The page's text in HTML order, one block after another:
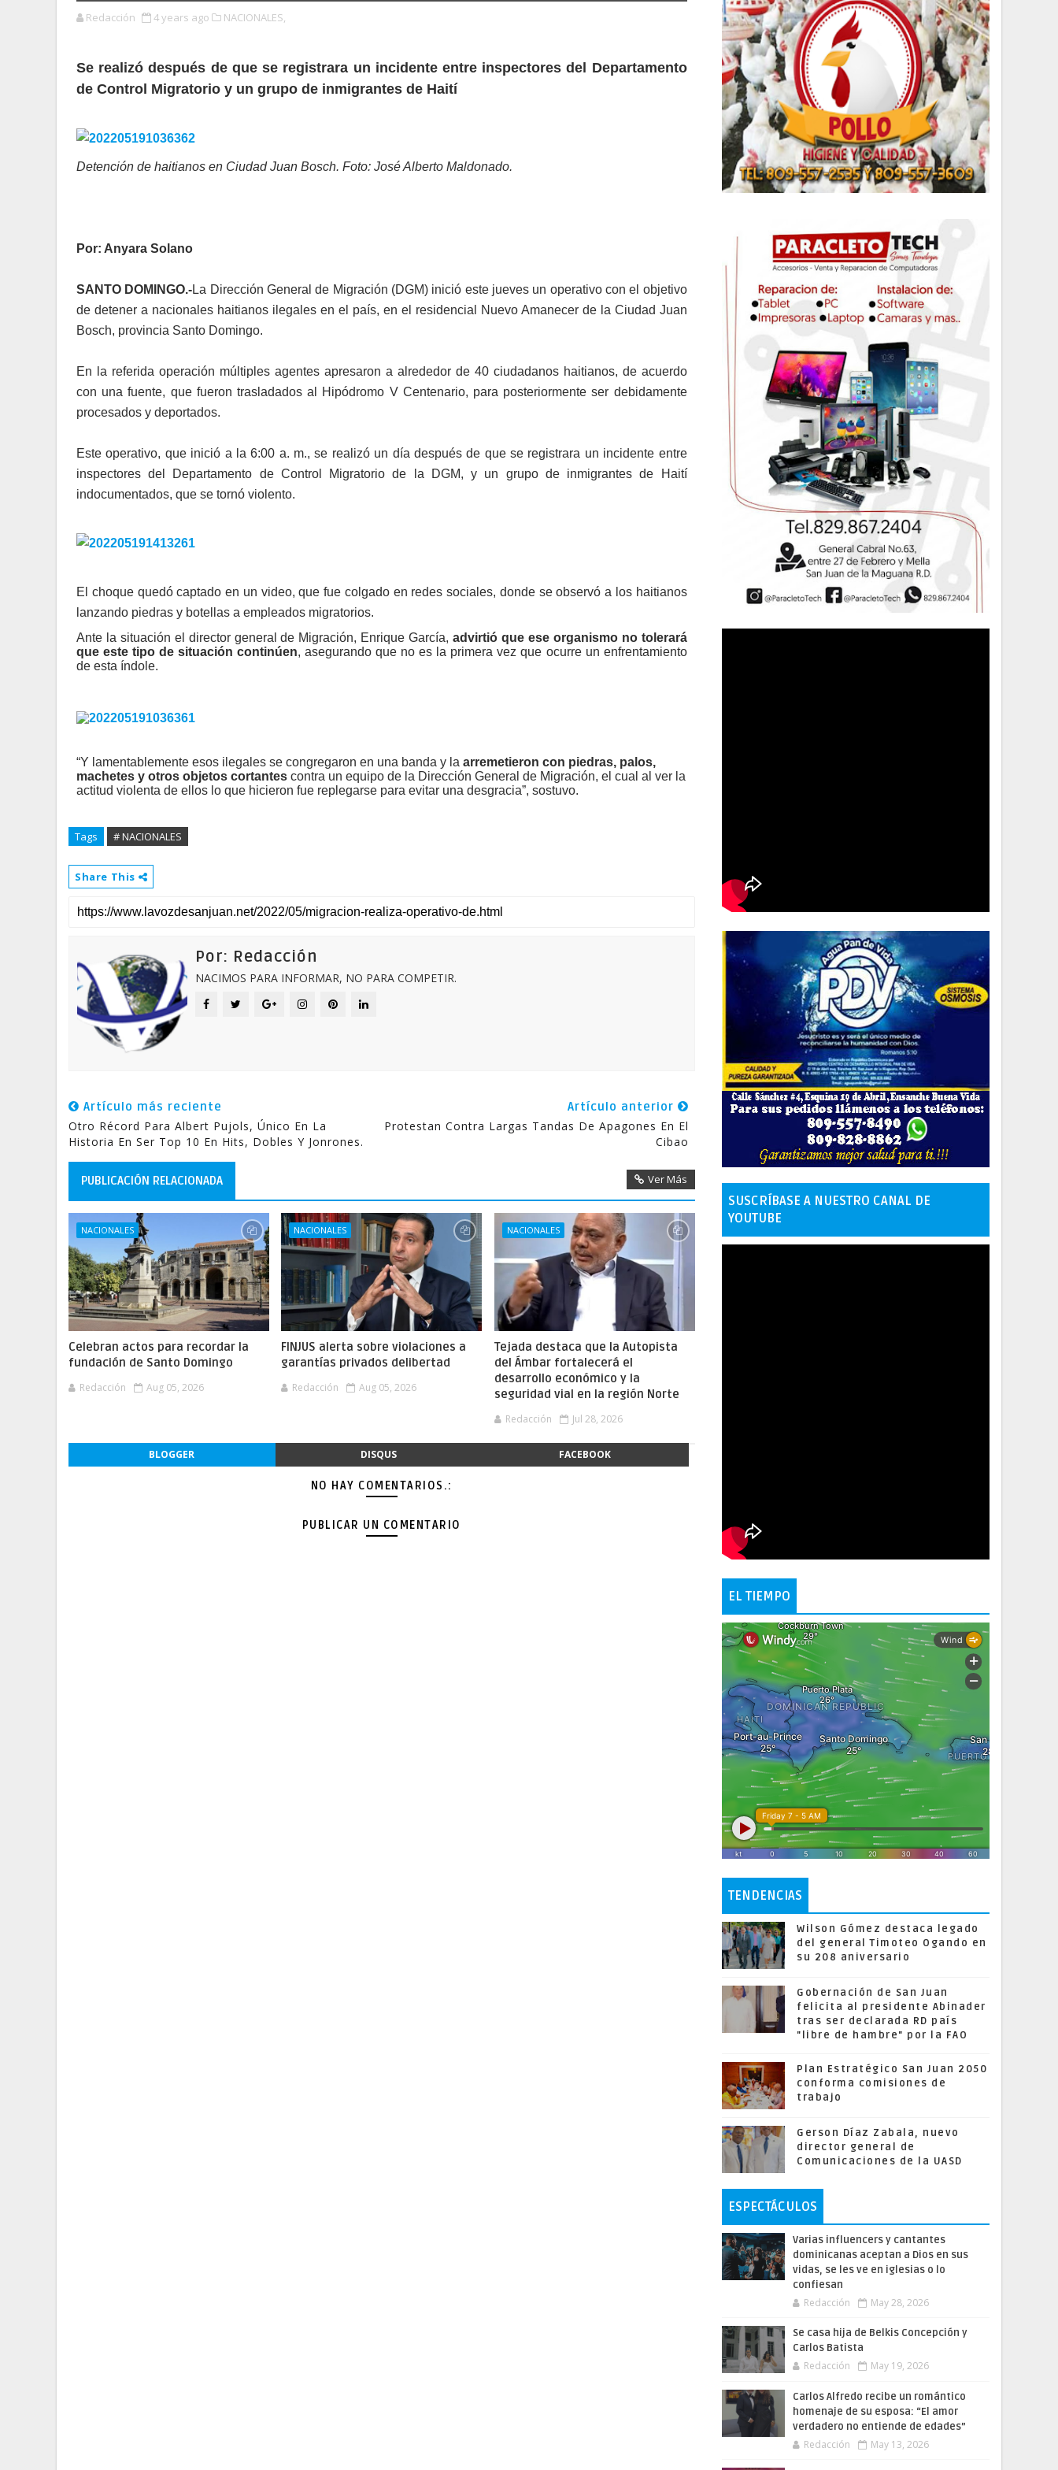
Redacción 4 years ago NACIONALES,
Se realizó después de que se registrara un incidente entre inspectores del Departamento
de Control Migratorio y un grupo de inmigrantes de Haití
Detención de haitianos en Ciudad Juan Bosch. Foto: José Alberto Maldonado.
Por: Anyara Solano
SANTO DOMINGO.-La Dirección General de Migración (DGM) inició este jueves un operativo con el objetivo
de detener a nacionales haitianos ilegales en el país, en el residencial Nuevo Amanecer de la Ciudad Juan
Bosch, provincia Santo Domingo.
En la referida operación múltiples agentes apresaron a alrededor de 40 ciudadanos haitianos, de acuerdo
con una fuente, que fueron trasladados al Hipódromo V Centenario, para posteriormente ser debidamente
procesados y deportados.
Este operativo, que inició a la 6:00 a. m., se realizó un día después de que se registrara un incidente entre
inspectores del Departamento de Control Migratorio de la DGM, y un grupo de inmigrantes de Haití
indocumentados, que se tornó violento.
El choque quedó captado en un video, que fue colgado en redes sociales, donde se observó a los haitianos
lanzando piedras y botellas a empleados migratorios.
Ante la situación el director general de Migración, Enrique García,advirtió que ese organismo no tolerará
que este tipo de situación continúen, asegurando que no es la primera vez que ocurre un enfrentamiento
de esta índole.
“Y lamentablemente esos ilegales se congregaron en una banda y la arremetieron con piedras, palos,
machetes y otros objetos cortantes contra un equipo de la Dirección General de Migración, el cual al ver la
actitud violenta de ellos lo que hicieron fue replegarse para evitar una desgracia”, sostuvo.
Tags # NACIONALES
Share This
Por: Redacción
NACIMOS PARA INFORMAR, NO PARA COMPETIR.
Artículo más reciente
Otro Récord Para Albert Pujols, Único En La
Historia En Ser Top 10 En Hits, Dobles Y Jonrones.
Artículo anterior
Protestan Contra Largas Tandas De Apagones En El
Cibao
PUBLICACIÓN RELACIONADA Ver Más
NACIONALES
Celebran actos para recordar la
fundación de Santo Domingo
Redacción Aug 05, 2026
NACIONALES
FINJUS alerta sobre violaciones a
garantías privados delibertad
Redacción Aug 05, 2026
NACIONALES
Tejada destaca que la Autopista
del Ámbar fortalecerá el
desarrollo económico y la
seguridad vial en la región Norte
Redacción Jul 28, 2026
BLOGGER DISQUS FACEBOOK
NO HAY COMENTARIOS.:
PUBLICAR UN COMENTARIO
SUSCRÍBASE A NUESTRO CANAL DE
YOUTUBE
EL TIEMPO
TENDENCIAS
Wilson Gómez destaca legado
del general Timoteo Ogando en
su 208 aniversario
Gobernación de San Juan
felicita al presidente Abinader
tras ser declarada RD país
"libre de hambre" por la FAO
Plan Estratégico San Juan 2050
conforma comisiones de
trabajo
Gerson Díaz Zabala, nuevo
director general de
Comunicaciones de la UASD
ESPECTÁCULOS
Varias influencers y cantantes
dominicanas aceptan a Dios en sus
vidas, se les ve en iglesias o lo
confiesan
Redacción May 28, 2026
Se casa hija de Belkis Concepción y
Carlos Batista
Redacción May 19, 2026
Carlos Alfredo recibe un romántico
homenaje de su esposa: “El amor
verdadero no entiende de edades”
Redacción May 13, 2026